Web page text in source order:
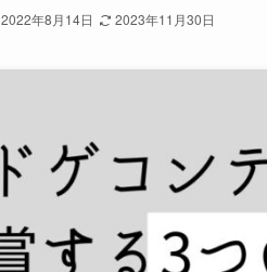
2022年8月14日 2023年11月30日